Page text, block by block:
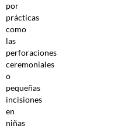
por
prácticas
como
las
perforaciones
ceremoniales
o
pequeñas
incisiones
en
niñas